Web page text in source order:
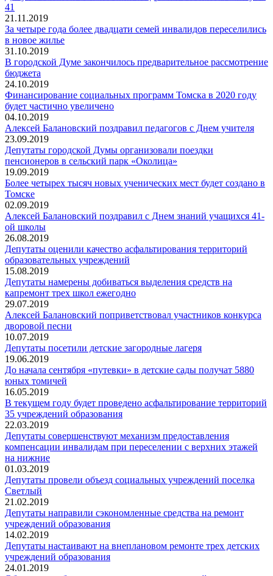
41
21.11.2019
За четыре года более двадцати семей инвалидов переселились
в новое жилье
31.10.2019
В городской Думе закончилось предварительное рассмотрение
бюджета
24.10.2019
Финансирование социальных программ Томска в 2020 году
будет частично увеличено
04.10.2019
Алексей Балановский поздравил педагогов с Днем учителя
23.09.2019
Депутаты городской Думы организовали поездки
пенсионеров в сельский парк «Околица»
19.09.2019
Более четырех тысяч новых ученических мест будет создано в
Томске
02.09.2019
Алексей Балановский поздравил с Днем знаний учащихся 41-
ой школы
26.08.2019
Депутаты оценили качество асфальтирования территорий
образовательных учреждений
15.08.2019
Депутаты намерены добиваться выделения средств на
капремонт трех школ ежегодно
29.07.2019
Алексей Балановский поприветствовал участников конкурса
дворовой песни
10.07.2019
Депутаты посетили детские загородные лагеря
19.06.2019
До начала сентября «путевки» в детские сады получат 5880
юных томичей
16.05.2019
В текущем году будет проведено асфальтирование территорий
35 учреждений образования
22.03.2019
Депутаты совершенствуют механизм предоставления
компенсации инвалидам при переселении с верхних этажей
на нижние
01.03.2019
Депутаты провели объезд социальных учреждений поселка
Светлый
21.02.2019
Депутаты направили сэкономленные средства на ремонт
учреждений образования
14.02.2019
Депутаты настаивают на внеплановом ремонте трех детских
учреждений образования
24.01.2019